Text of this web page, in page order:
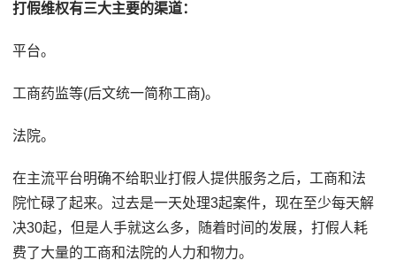
打假维权有三大主要的渠道：
平台。
工商药监等(后文统一简称工商)。
法院。
在主流平台明确不给职业打假人提供服务之后，工商和法
院忙碌了起来。过去是一天处理3起案件，现在至少每天解
决30起，但是人手就这么多，随着时间的发展，打假人耗
费了大量的工商和法院的人力和物力。